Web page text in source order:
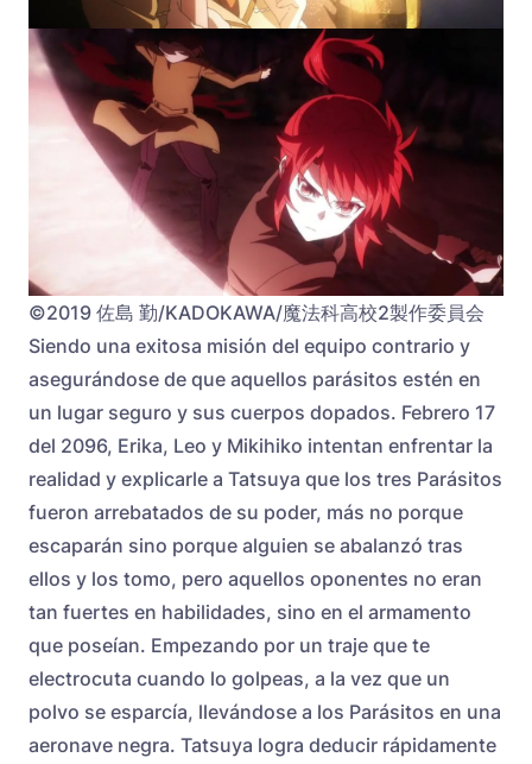
©2019 佐島 勤/KADOKAWA/魔法科高校2製作委員会
Siendo una exitosa misión del equipo contrario y
asegurándose de que aquellos parásitos estén en
un lugar seguro y sus cuerpos dopados. Febrero 17
del 2096, Erika, Leo y Mikihiko intentan enfrentar la
realidad y explicarle a Tatsuya que los tres Parásitos
fueron arrebatados de su poder, más no porque
escaparán sino porque alguien se abalanzó tras
ellos y los tomo, pero aquellos oponentes no eran
tan fuertes en habilidades, sino en el armamento
que poseían. Empezando por un traje que te
electrocuta cuando lo golpeas, a la vez que un
polvo se esparcía, llevándose a los Parásitos en una
aeronave negra. Tatsuya logra deducir rápidamente